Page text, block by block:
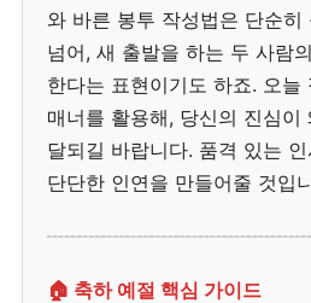
와 바른 봉투 작성법은 단순히
넘어, 새 출발을 하는 두 사람
한다는 표현이기도 하죠. 오늘
매너를 활용해, 당신의 진심이
달되길 바랍니다. 품격 있는
단단한 인연을 만들어줄 것입
🏠 축하 예절 핵심 가이드